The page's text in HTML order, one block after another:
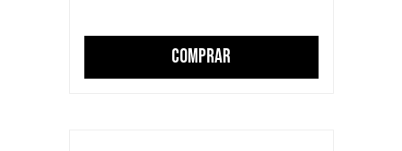
COMPRAR